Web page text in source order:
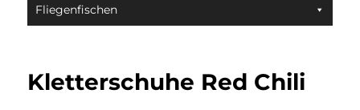
Fliegenfischen
Kletterschuhe Red Chili